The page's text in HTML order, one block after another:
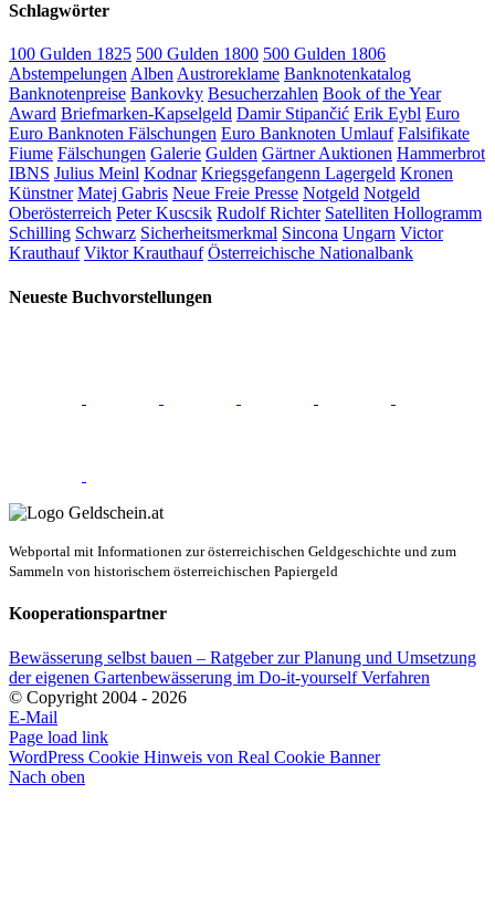
Schlagwörter
100 Gulden 1825 500 Gulden 1800 500 Gulden 1806
AbstempelungenAlbenAustroreklame Banknotenkatalog
Banknotenpreise Bankovky Besucherzahlen Book of the Year
Award Briefmarken-Kapselgeld Damir Stipančić Erik Eybl Euro
Euro Banknoten Fälschungen Euro Banknoten Umlauf Falsifikate
Fiume Fälschungen Galerie Gulden Gärtner Auktionen Hammerbrot
IBNS Julius Meinl Kodnar Kriegsgefangenn Lagergeld Kronen
Künstner Matej Gabris Neue Freie Presse Notgeld Notgeld
Oberösterreich Peter Kuscsik Rudolf Richter Satelliten Hollogramm
Schilling Schwarz Sicherheitsmerkmal Sincona Ungarn Victor
Krauthauf Viktor Krauthauf Österreichische Nationalbank
Neueste Buchvorstellungen
Webportal mit Informationen zur österreichischen Geldgeschichte und zum
Sammeln von historischem österreichischen Papiergeld
Kooperationspartner
Bewässerung selbst bauen – Ratgeber zur Planung und Umsetzung
der eigenen Gartenbewässerung im Do-it-yourself Verfahren
© Copyright 2004 - 2026
E-Mail
Page load link
WordPress Cookie Hinweis von Real Cookie Banner
Nach oben